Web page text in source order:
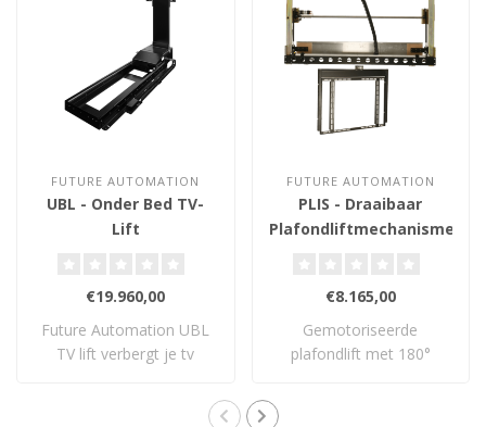
FUTURE AUTOMATION
UBL - Onder Bed TV-
Lift
€19.960,00
Future Automation UBL
TV lift verbergt je tv
FUTURE AUTOMATION
PLIS - Draaibaar
Plafondliftmechanisme
€8.165,00
Gemotoriseerde
plafondlift met 180°